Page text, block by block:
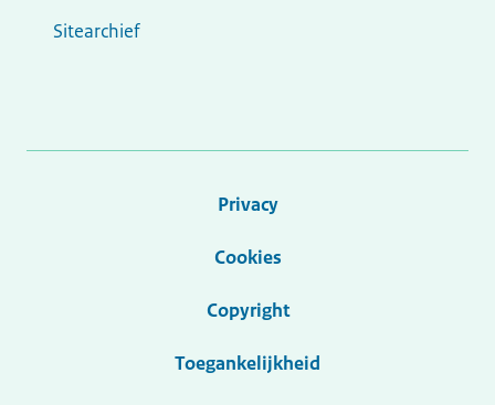
Sitearchief
Privacy
Cookies
Copyright
Toegankelijkheid